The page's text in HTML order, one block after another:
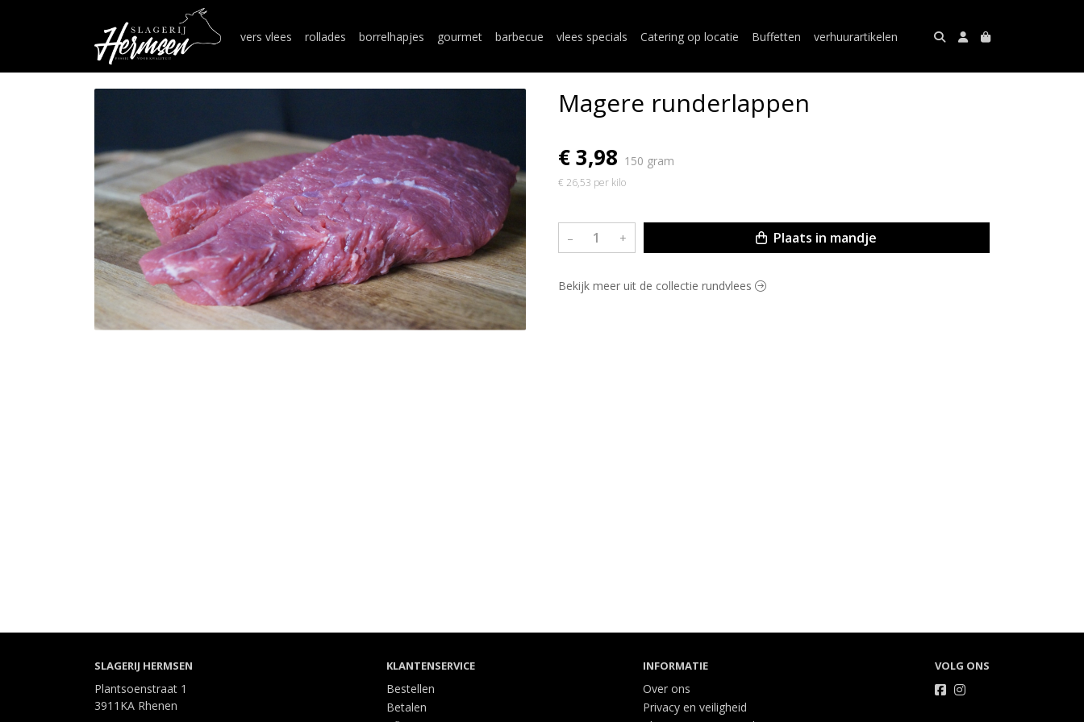
vers vlees rollades borrelhapjes gourmet barbecue vlees specials Catering op locatie Buffetten verhuurartikelen
Magere runderlappen
€ 3,98 150 gram
€ 26,53 per kilo
– + Plaats in mandje
Bekijk meer uit de collectie rundvlees
SLAGERIJ HERMSEN
Plantsoenstraat 1
3911KA Rhenen
KLANTENSERVICE
Bestellen
Betalen
INFORMATIE
Over ons
Privacy en veiligheid
VOLG ONS